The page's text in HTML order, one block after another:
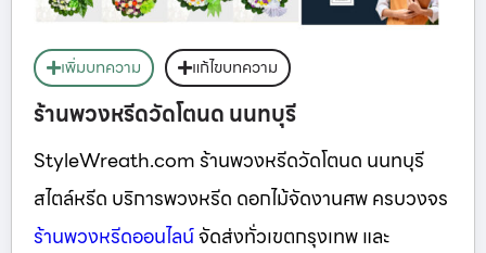
เพิ่มบทความ แก้ไขบทความ
ร้านพวงหรีดวัดโตนด นนทบุรี
StyleWreath.com ร้านพวงหรีดวัดโตนด นนทบุรี
สไตล์หรีด บริการพวงหรีด ดอกไม้จัดงานศพ ครบวงจร
ร้านพวงหรีดออนไลน์จัดส่งทั่วเขตกรุงเทพ และ